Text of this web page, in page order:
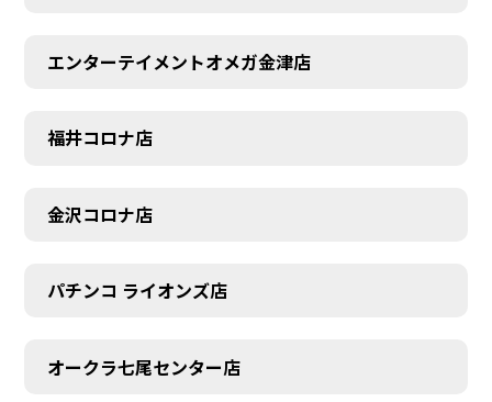
エンターテイメントオメガ金津店
福井コロナ店
金沢コロナ店
パチンコ ライオンズ店
オークラ七尾センター店